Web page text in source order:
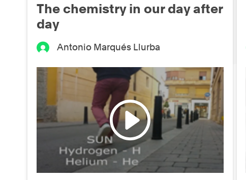
The chemistry in our day after
day
Antonio Marqués Llurba